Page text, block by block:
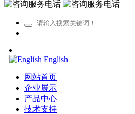
English
网站首页
企业展示
产品中心
技术支持